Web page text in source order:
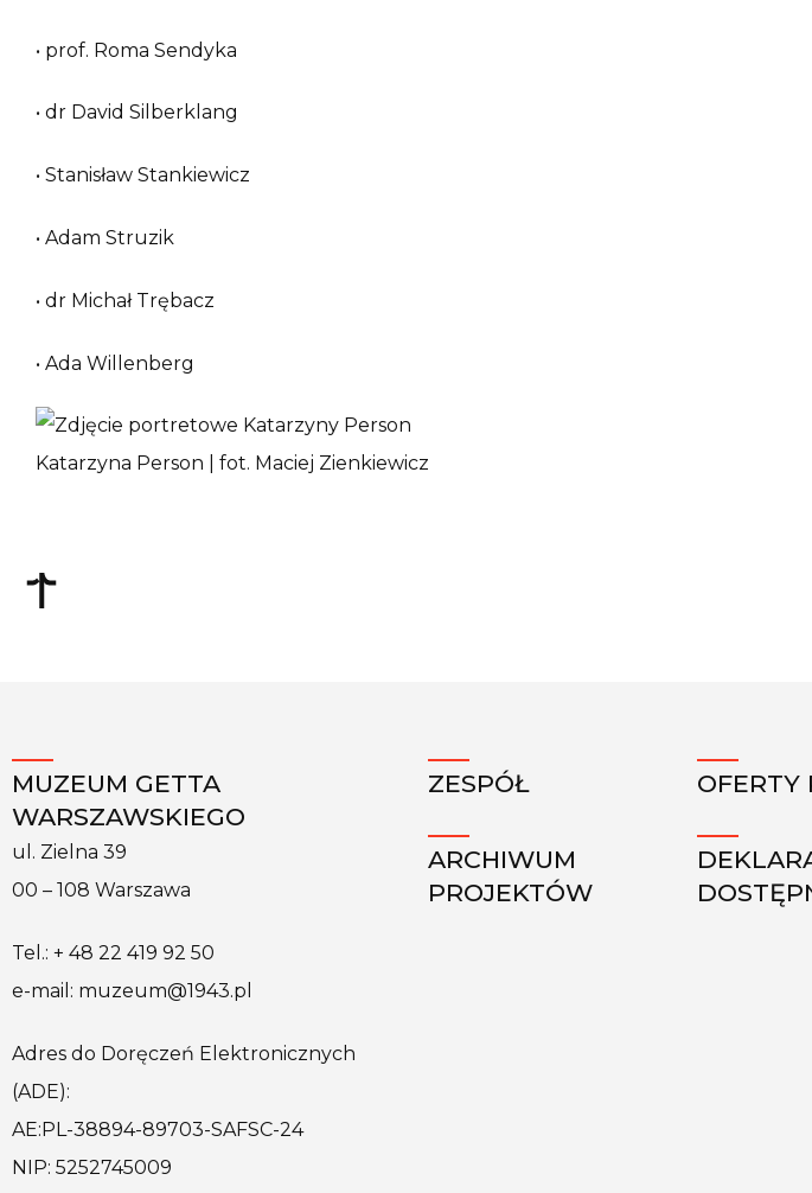
• prof. Roma Sendyka
• dr David Silberklang
• Stanisław Stankiewicz
• Adam Struzik
• dr Michał Trębacz
• Ada Willenberg
Katarzyna Person | fot. Maciej Zienkiewicz
MUZEUM GETTA
WARSZAWSKIEGO
ul. Zielna 39
00 – 108 Warszawa
Tel.: + 48 22 419 92 50
e-mail: muzeum@1943.pl
Adres do Doręczeń Elektronicznych
(ADE):
AE:PL-38894-89703-SAFSC-24
NIP: 5252745009
ZESPÓŁ
ARCHIWUM
PROJEKTÓW
OFERTY